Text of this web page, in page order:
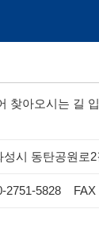
찾아오시는 길
성시 동탄공원로2
2751-5828 FAX